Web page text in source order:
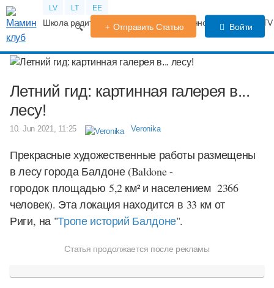
LV LT EE
Школа родителей Календарь беременности Форум
Отправить Статью Войти
Летний гид: картинная галерея в...
лесу!
10. Jun 2021, 11:25 Veronika
Прекрасные художественные работы размещены
в лесу города Балдоне (Baldone -
городок площадью 5,2 км² и населением 2366
человек). Эта локация находится в 33 км от
Риги, на "Тропе историй Балдоне".
Статья продолжается после рекламы